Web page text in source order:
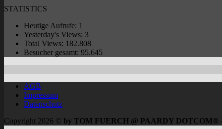
STATISTICS
Heutige Aufrufe: 1
Yesterday's Views: 3
Total Views: 182.808
Besucher gesamt: 95.645
AGB
Impressum
Datenschutz
Copyright 2026 © by TOM FUERCH @ PAARDY